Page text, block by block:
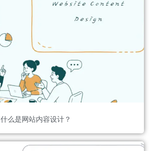
什么是网站内容设计？